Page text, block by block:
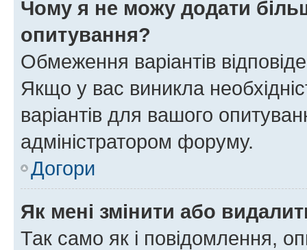
Чому я не можу додати
опитування?
Обмеження варіантів
Якщо у вас виникла
варіантів для вашого
адміністратором форуму.
Догори
Як мені змінити або
Так само як і повідомлення,